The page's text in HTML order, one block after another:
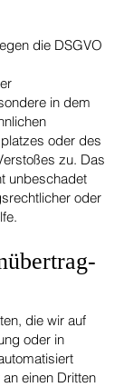
die DSGVO
in dem
oder des
zu. Das
unbeschadet
oder
die wir auf
oder in
einen Dritten